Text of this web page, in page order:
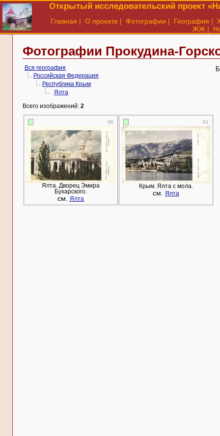
Открытый исследовательский проект
Главная | О проекте | Фотографии | География |
ЖЖ |
Фотографии Прокудина-
Вся география
Российская Федерация
Республика Крым
Ялта
Всего изображений: 2
06
Ялта. Дворец Эмира
Бухарского.
см. Ялта
61
Крым. Ялта с мола.
см. Ялта